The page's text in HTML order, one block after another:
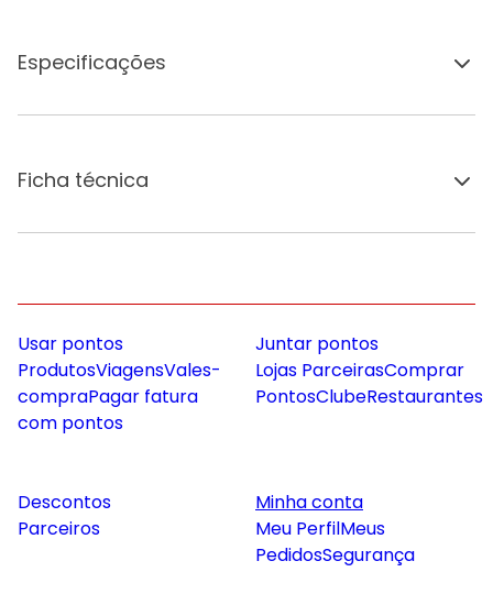
Especificações
Ficha técnica
Usar pontos
ProdutosViagensVales-
compraPagar fatura
com pontos
Juntar pontos
Lojas ParceirasComprar
PontosClubeRestaurantes
Descontos
Parceiros
Minha conta
Meu PerfilMeus
PedidosSegurança